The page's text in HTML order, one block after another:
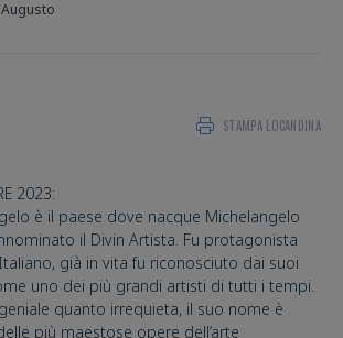
STAMPA LOCANDINA
2023:
è il paese dove nacque Michelangelo
il Divin Artista. Fu protagonista
già in vita fu riconosciuto dai suoi
uno dei più grandi artisti di tutti i tempi.
quanto irrequieta, il suo nome è
più maestose opere dell’arte